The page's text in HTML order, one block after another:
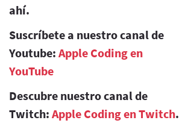
ahí.
Suscríbete a nuestro canal de
Youtube: Apple Coding en
YouTube
Descubre nuestro canal de
Twitch: Apple Coding en Twitch.